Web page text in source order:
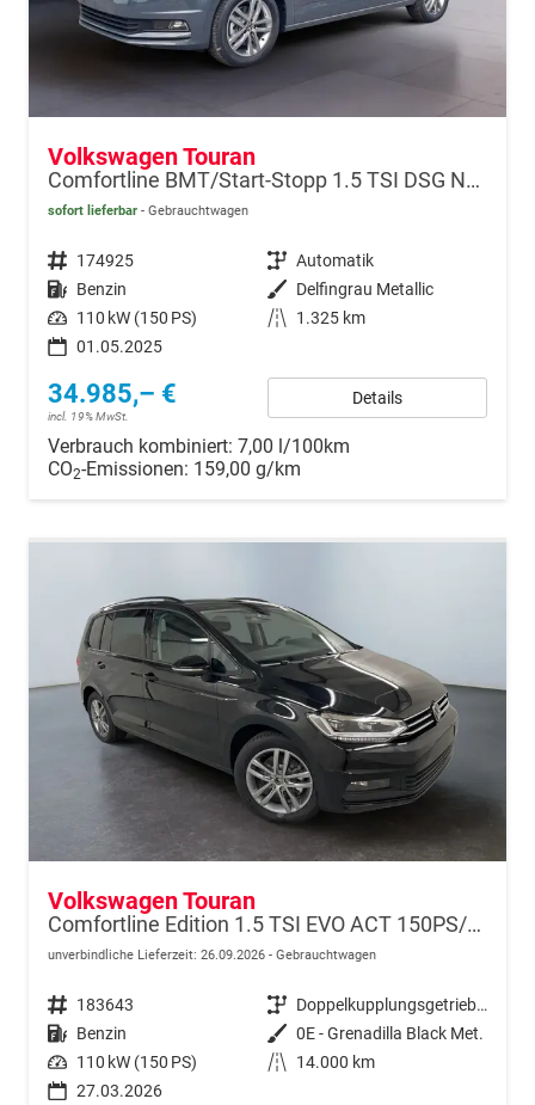
Volkswagen Touran
Comfortline BMT/Start-Stopp 1.5 TSI DSG Navi+VZE 7-Sitze
sofort lieferbar Gebrauchtwagen
Fahrzeugnr. 174925 Getriebe Automatik
Kraftstoff Benzin Außenfarbe Delfingrau Metallic
Leistung 110 kW (150 PS) Kilometerstand
1.325 km
01.05.2025
34.985,– €
incl. 19% MwSt.
Details
Verbrauch kombiniert: 7,00 l/100km
CO2-Emissionen: 159,00 g/km
Volkswagen Touran
Comfortline Edition 1.5 TSI EVO ACT 150PS/110kW DSG7 2026 +AHK+TRAILER ASSIST+APP-Connect+RFK+17"ALU+SHZ
unverbindliche Lieferzeit: 26.09.2026 Gebrauchtwagen
Fahrzeugnr. 183643 Getriebe
Doppelkupplungsgetriebe (DSG)
Kraftstoff Benzin Außenfarbe 0E - Grenadilla Black Met.
Leistung 110 kW (150 PS) Kilometerstand
14.000 km
27.03.2026